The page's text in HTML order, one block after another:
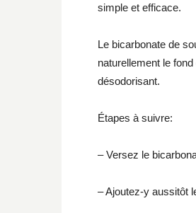
simple et efficace.
Le bicarbonate de
naturellement le
désodorisant.
Étapes à suivre:
– Versez le
– Ajoutez-y aussitôt